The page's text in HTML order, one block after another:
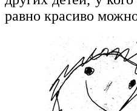
равно красиво